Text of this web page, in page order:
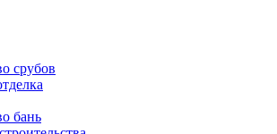
срубов
бань